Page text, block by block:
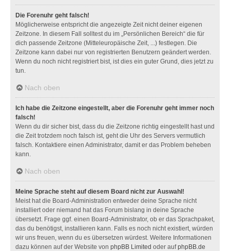
Die Forenuhr geht falsch!
Möglicherweise entspricht die angezeigte Zeit nicht deiner eigenen
Zeitzone. In diesem Fall solltest du im „Persönlichen Bereich“ die für
dich passende Zeitzone (Mitteleuropäische Zeit, ...) festlegen. Die
Zeitzone kann dabei nur von registrierten Benutzern geändert werden.
Wenn du noch nicht registriert bist, ist dies ein guter Grund, dies jetzt zu
tun.
Nach oben
Ich habe die Zeitzone eingestellt, aber die Forenuhr geht immer noch
falsch!
Wenn du dir sicher bist, dass du die Zeitzone richtig eingestellt hast und
die Zeit trotzdem noch falsch ist, geht die Uhr des Servers vermutlich
falsch. Kontaktiere einen Administrator, damit er das Problem beheben
kann.
Nach oben
Meine Sprache steht auf diesem Board nicht zur Auswahl!
Meist hat die Board-Administration entweder deine Sprache nicht
installiert oder niemand hat das Forum bislang in deine Sprache
übersetzt. Frage ggf. einen Board-Administrator, ob er das Sprachpaket,
das du benötigst, installieren kann. Falls es noch nicht existiert, würden
wir uns freuen, wenn du es übersetzen würdest. Weitere Informationen
dazu können auf der Website von phpBB Limited oder aufphpBB.de